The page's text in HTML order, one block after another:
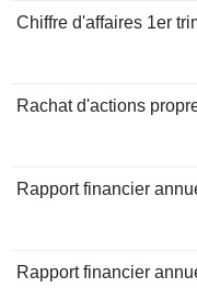
Chiffre d'affaires 1er
Rachat d'actions
Rapport financier
Rapport financier